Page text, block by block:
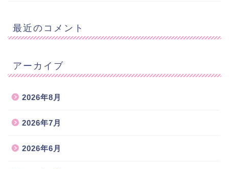
最近のコメント
アーカイブ
2026年8月
2026年7月
2026年6月